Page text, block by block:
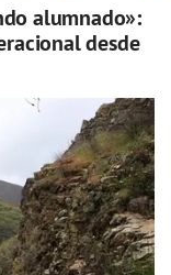
alumnado»:
desde